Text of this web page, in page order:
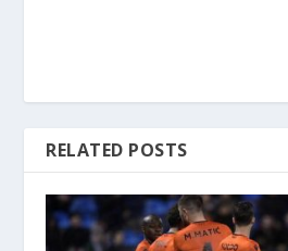
RELATED POSTS